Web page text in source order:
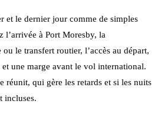
et le dernier jour comme de simples
l’arrivée à Port Moresby, la
le transfert routier, l’accès au départ,
une marge avant le vol international.
réunit, qui gère les retards et si les nuits
incluses.